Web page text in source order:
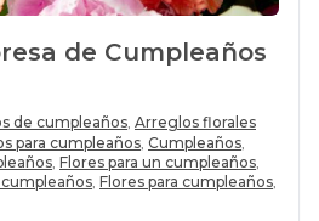
de Cumpleaños
de cumpleaños, Arreglos florales
para cumpleaños, Cumpleaños,
, Flores para un cumpleaños,
, Flores para cumpleaños,